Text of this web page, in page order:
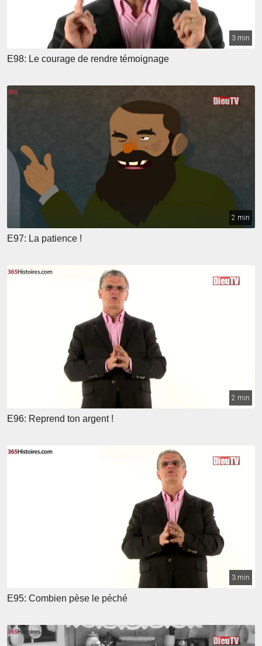
3 min
E98: Le courage de rendre témoignage
2 min
E97: La patience !
2 min
E96: Reprend ton argent !
3 min
E95: Combien pèse le péché